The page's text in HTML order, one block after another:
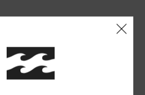
rigenerato
al tessuto interno in silicone